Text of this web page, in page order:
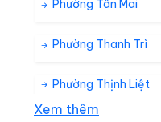
Phường Tân Mai
Phường Thanh Trì
Phường Thịnh Liệt
Xem thêm